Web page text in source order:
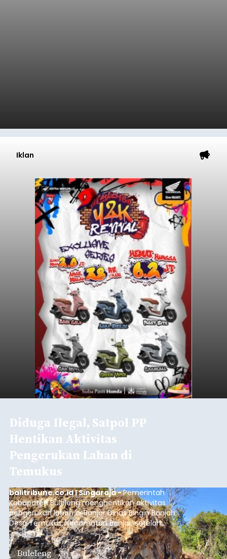
Iklan
Diduga Ilegal, Satpol PP
Hentikan Aktivitas
Pengerukan Lahan di
Temukus
balitribune.co.id I Singaraja -Pemerintah
Kabupaten Buleleng menghentikan aktivitas
pengerukan lahan di Banjar Dinas Bingin Banjah,
Desa Temukus, Kecamatan Banjar, setelah
ditemukan indikasi kegiatan pengambilan
material yang tidak sesuai dengan peruntukan
kawasan.
Buleleng